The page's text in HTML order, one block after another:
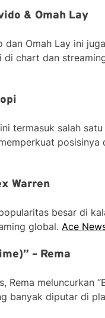
& Omah Lay
dan Omah Lay ini
di chart dan
termasuk salah
posisinya
Warren
besar di
global. Ace
– Rema
Rema meluncurkan
banyak diputar di